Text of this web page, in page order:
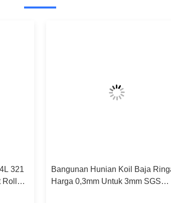
321
Bangunan Hunian Koil Baja
Harga 0,3mm Untuk 3mm SGS